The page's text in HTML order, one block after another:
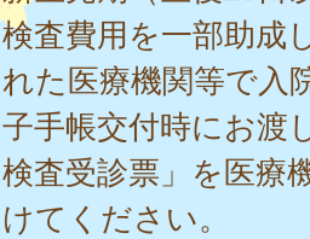
検査費用を一部助成
れた医療機関等で入
子手帳交付時にお渡
検査受診票」を医療
けてください。